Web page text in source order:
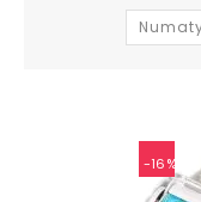
-16%